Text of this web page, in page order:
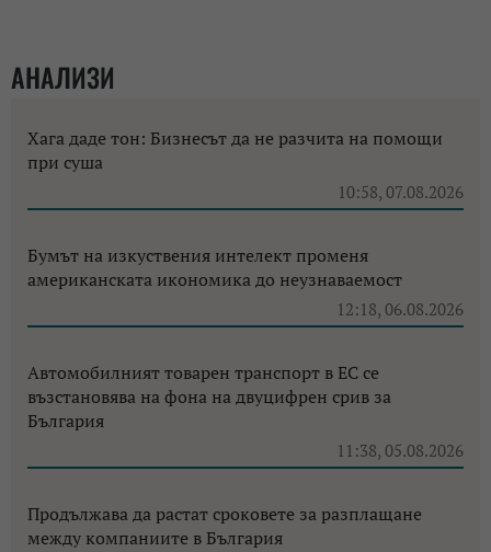
АНАЛИЗИ
Хага даде тон: Бизнесът да не разчита на помощи
при суша
10:58, 07.08.2026
Бумът на изкуствения интелект променя
американската икономика до неузнаваемост
12:18, 06.08.2026
Автомобилният товарен транспорт в ЕС се
възстановява на фона на двуцифрен срив за
България
11:38, 05.08.2026
Продължава да растат сроковете за разплащане
между компаниите в България